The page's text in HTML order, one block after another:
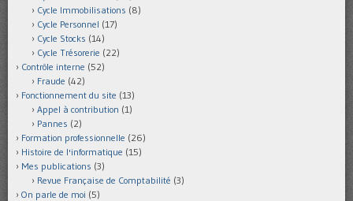
Cycle Immobilisations (8)
Cycle Personnel (17)
Cycle Stocks (14)
Cycle Trésorerie (22)
Contrôle interne (52)
Fraude (42)
Fonctionnement du site (13)
Appel à contribution (1)
Pannes (2)
Formation professionnelle (26)
Histoire de l'informatique (15)
Mes publications (3)
Revue Française de Comptabilité (3)
On parle de moi (5)